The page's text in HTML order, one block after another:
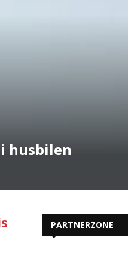
husbilen
PARTNERZONE